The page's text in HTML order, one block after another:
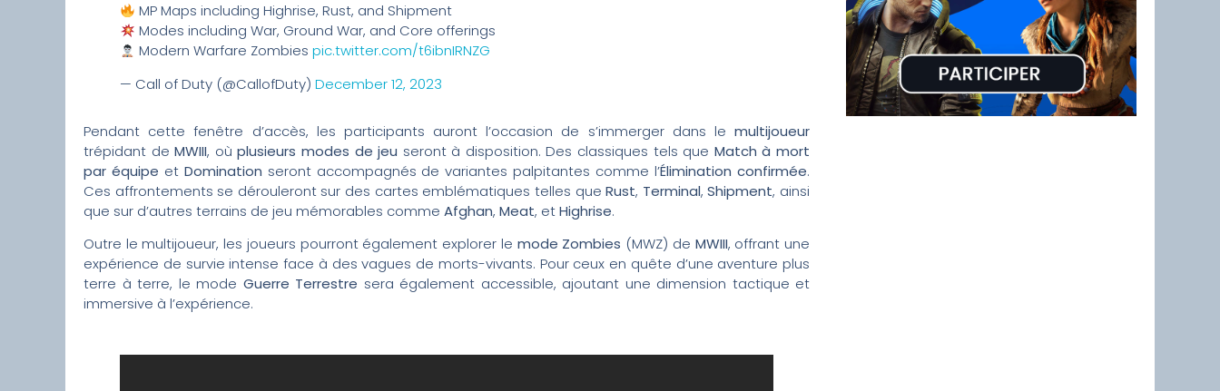
MP Maps including Highrise, Rust, and Shipment
Modes including War, Ground War, and Core offerings
Modern Warfare Zombiespic.twitter.com/t6ibnIRNZG
— Call of Duty (@CallofDuty) December 12, 2023
Pendant cette fenêtre d’accès, les participants auront l’occasion de s’immerger dans le multijoueur
trépidant deMWIII, oùplusieurs modes de jeu seront à disposition. Des classiques tels que Match à mort
par équipe et Domination seront accompagnés de variantes palpitantes comme l’Élimination confirmée.
Ces affrontements se dérouleront sur des cartes emblématiques telles queRust, Terminal,Shipment, ainsi
que sur d’autres terrains de jeu mémorables comme Afghan, Meat, etHighrise.
Outre le multijoueur, les joueurs pourront également explorer le mode Zombies (MWZ) de MWIII, offrant une
expérience de survie intense face à des vagues de morts-vivants. Pour ceux en quête d’une aventure plus
terre à terre, le mode Guerre Terrestre sera également accessible, ajoutant une dimension tactique et
immersive à l’expérience.